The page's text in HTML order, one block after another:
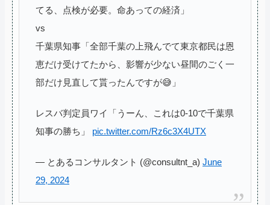
てる、点検が必要。命あっての経済」
vs
千葉県知事「全部千葉の上飛んでて東京都民は恩
恵だけ受けてたから、影響が少ない昼間のごく一
部だけ見直して貰ったんですが😅」
レスバ判定員ワイ「うーん、これは0-10で千葉県
知事の勝ち」 pic.twitter.com/Rz6c3X4UTX
— とあるコンサルタント (@consultnt_a) June
29, 2024